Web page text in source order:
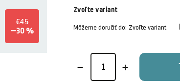
€45
–30 %
Zvoľte variant
Môžeme doručiť do: Zvoľte variant